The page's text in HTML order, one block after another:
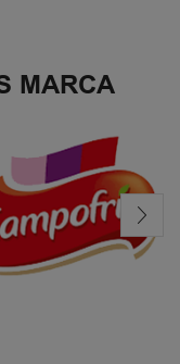
MARCA